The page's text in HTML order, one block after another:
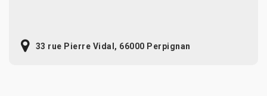
33 rue Pierre Vidal, 66000 Perpignan